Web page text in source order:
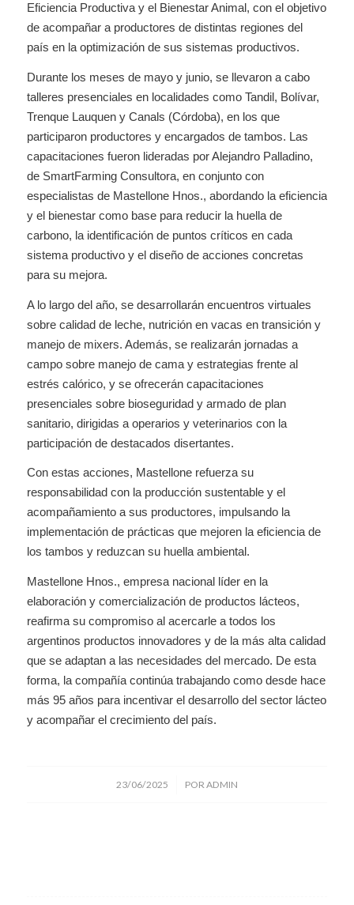
Eficiencia Productiva y el Bienestar Animal, con el objetivo
de acompañar a productores de distintas regiones del
país en la optimización de sus sistemas productivos.
Durante los meses de mayo y junio, se llevaron a cabo
talleres presenciales en localidades como Tandil, Bolívar,
Trenque Lauquen y Canals (Córdoba), en los que
participaron productores y encargados de tambos. Las
capacitaciones fueron lideradas por Alejandro Palladino,
de SmartFarming Consultora, en conjunto con
especialistas de Mastellone Hnos., abordando la eficiencia
y el bienestar como base para reducir la huella de
carbono, la identificación de puntos críticos en cada
sistema productivo y el diseño de acciones concretas
para su mejora.
A lo largo del año, se desarrollarán encuentros virtuales
sobre calidad de leche, nutrición en vacas en transición y
manejo de mixers. Además, se realizarán jornadas a
campo sobre manejo de cama y estrategias frente al
estrés calórico, y se ofrecerán capacitaciones
presenciales sobre bioseguridad y armado de plan
sanitario, dirigidas a operarios y veterinarios con la
participación de destacados disertantes.
Con estas acciones, Mastellone refuerza su
responsabilidad con la producción sustentable y el
acompañamiento a sus productores, impulsando la
implementación de prácticas que mejoren la eficiencia de
los tambos y reduzcan su huella ambiental.
Mastellone Hnos., empresa nacional líder en la
elaboración y comercialización de productos lácteos,
reafirma su compromiso al acercarle a todos los
argentinos productos innovadores y de la más alta calidad
que se adaptan a las necesidades del mercado. De esta
forma, la compañía continúa trabajando como desde hace
más 95 años para incentivar el desarrollo del sector lácteo
y acompañar el crecimiento del país.
23/06/2025
/ POR ADMIN